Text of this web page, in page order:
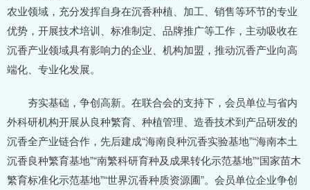
农业领域，充分发挥自身在沉香种植、加工、销售等环节的专业
优势，开展技术培训、标准制定、品牌推广等工作，主动吸收在
沉香产业领域具有影响力的企业、机构加盟，推动沉香产业向高
端化、专业化发展。
夯实基础，争创高新。在联合会的支持下，会员单位与省内
外科研机构开展从良种繁育、种植管理、造香技术到产品研发的
沉香全产业链合作，先后建成“海南良种沉香实验基地”“海南本土
沉香良种繁育基地”“南繁科研育种及成果转化示范基地”“国家苗木
繁育标准化示范基地”“世界沉香种质资源圃”。会员单位企业争创